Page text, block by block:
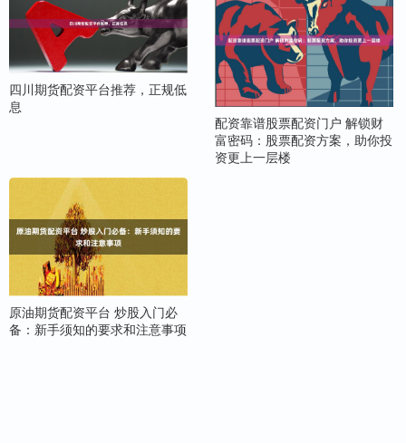
四川期货配资平台推荐，正规低
息
配资靠谱股票配资门户 解锁财
富密码：股票配资方案，助你投
资更上一层楼
原油期货配资平台 炒股入门必
备：新手须知的要求和注意事项